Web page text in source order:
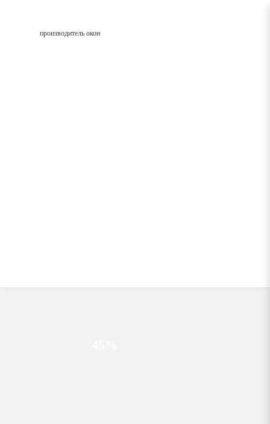
производитель окон